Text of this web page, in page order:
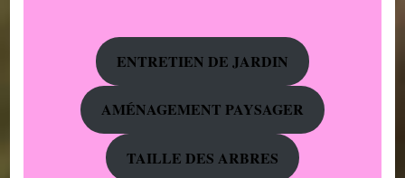
ENTRETIEN DE JARDIN
AMÉNAGEMENT PAYSAGER
TAILLE DES ARBRES